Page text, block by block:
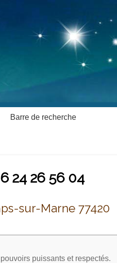
Barre de recherche
24 26 56 04
sur-Marne 77420
puissants et respectés.